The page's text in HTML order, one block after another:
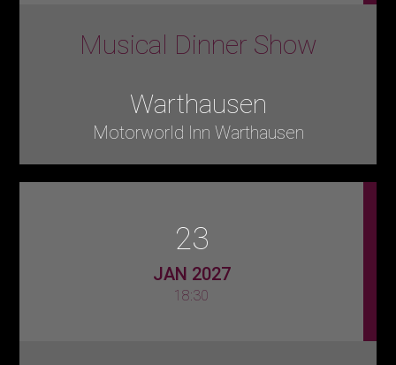
Musical Dinner Show
Warthausen
Motorworld Inn Warthausen
23
JAN 2027
18:30